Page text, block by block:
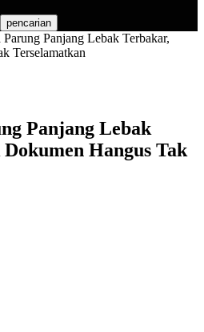
Panjang Lebak Terbakar,
Terselamatkan
Panjang Lebak
Hangus Tak